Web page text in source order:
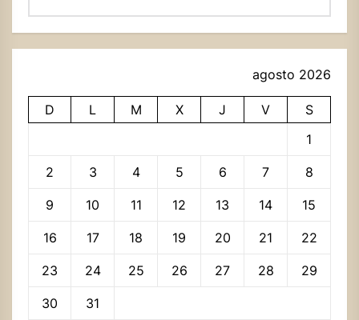
agosto 2026
D L M X J V
S
1
2 3 4 5 6 7 8
9 10 11 12 13 14 15
16 17 18 19 20 21 22
23 24 25 26 27 28 29
30
31